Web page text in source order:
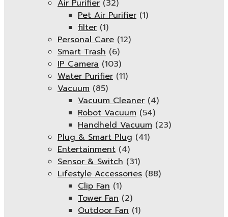
Air Purifier (32)
Pet Air Purifier (1)
filter (1)
Personal Care (12)
Smart Trash (6)
IP Camera (103)
Water Purifier (11)
Vacuum (85)
Vacuum Cleaner (4)
Robot Vacuum (54)
Handheld Vacuum (23)
Plug & Smart Plug (41)
Entertainment (4)
Sensor & Switch (31)
Lifestyle Accessories (88)
Clip Fan (1)
Tower Fan (2)
Outdoor Fan (1)